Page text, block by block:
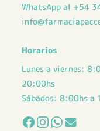
WhatsApp al +54
Horarios
Lunes a viernes:
20:00hs
Sábados: 8:00hs a